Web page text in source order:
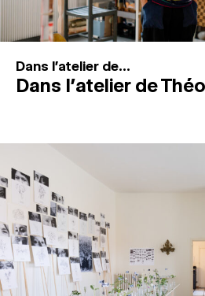
Dans l'atelier de...
Dans l’atelier de